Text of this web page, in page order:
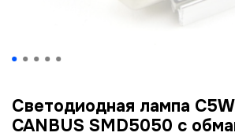
Светодиодная лампа
CANBUS SMD5050 c